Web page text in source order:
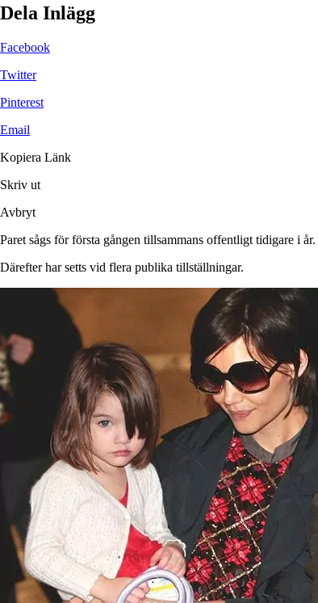
Dela Inlägg
Facebook
Twitter
Pinterest
Email
Kopiera Länk
Skriv ut
Avbryt
Paret sågs för första gången tillsammans offentligt tidigare i
Därefter har setts vid flera publika tillställningar.